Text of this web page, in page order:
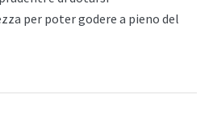
per poter godere a pieno del